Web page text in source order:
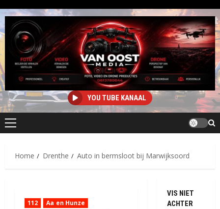
YOU TUBE KANAAL
Primair
Home Drenthe Auto in bermsloot bij Marwijksoord
112
Aa en Hunze
VIS NIET
ACHTER